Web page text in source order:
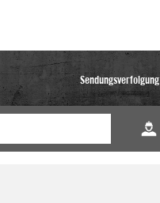
Sendungsverfolgung